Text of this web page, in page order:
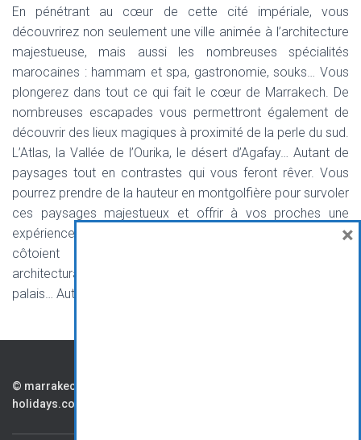
En pénétrant au cœur de cette cité impériale, vous
découvrirez non seulement une ville animée à l’architecture
majestueuse, mais aussi les nombreuses spécialités
marocaines : hammam et spa, gastronomie, souks… Vous
plongerez dans tout ce qui fait le cœur de Marrakech. De
nombreuses escapades vous permettront également de
découvrir des lieux magiques à proximité de la perle du sud.
L’Atlas, la Vallée de l’Ourika, le désert d’Agafay… Autant de
paysages tout en contrastes qui vous feront rêver. Vous
pourrez prendre de la hauteur en montgolfière pour survoler
ces paysages majestueux et offrir à vos proches une
expérience inoubliable. Le Maroc est une terre où se
côtoient la nature magnifique et les splendeurs
architecturales, la culture populaire et le faste des luxueux
palais… Autant de contrastes qui font son identité.
© marrakech.viaprestige-
holidays.com
×